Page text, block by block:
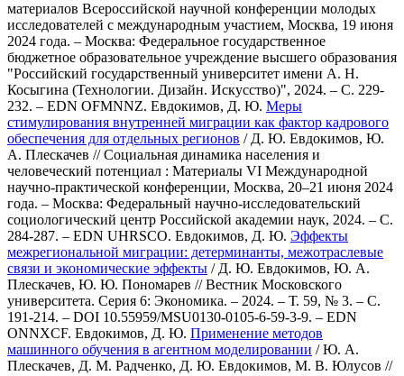
материалов Всероссийской научной конференции молодых
исследователей с международным участием, Москва, 19 июня
2024 года. – Москва: Федеральное государственное
бюджетное образовательное учреждение высшего образования
"Российский государственный университет имени А. Н.
Косыгина (Технологии. Дизайн. Искусство)", 2024. – С. 229-
232. – EDN OFMNNZ. Евдокимов, Д. Ю. Меры
стимулирования внутренней миграции как фактор кадрового
обеспечения для отдельных регионов / Д. Ю. Евдокимов, Ю.
А. Плескачев // Социальная динамика населения и
человеческий потенциал : Материалы VI Международной
научно-практической конференции, Москва, 20–21 июня 2024
года. – Москва: Федеральный научно-исследовательский
социологический центр Российской академии наук, 2024. – С.
284-287. – EDN UHRSCO. Евдокимов, Д. Ю. Эффекты
межрегиональной миграции: детерминанты, межотраслевые
связи и экономические эффекты / Д. Ю. Евдокимов, Ю. А.
Плескачев, Ю. Ю. Пономарев // Вестник Московского
университета. Серия 6: Экономика. – 2024. – Т. 59, № 3. – С.
191-214. – DOI 10.55959/MSU0130-0105-6-59-3-9. – EDN
ONNXCF. Евдокимов, Д. Ю. Применение методов
машинного обучения в агентном моделировании / Ю. А.
Плескачев, Д. М. Радченко, Д. Ю. Евдокимов, М. В. Юлусов //